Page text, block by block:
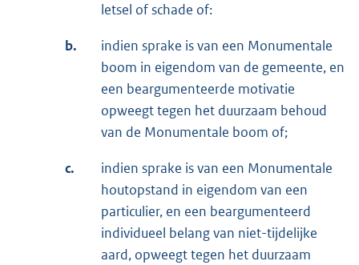
letsel of schade of:
b.
indien sprake is van een Monumentale
boom in eigendom van de gemeente, en
een beargumenteerde motivatie
opweegt tegen het duurzaam behoud
van de Monumentale boom of;
c.
indien sprake is van een Monumentale
houtopstand in eigendom van een
particulier, en een beargumenteerd
individueel belang van niet-tijdelijke
aard, opweegt tegen het duurzaam